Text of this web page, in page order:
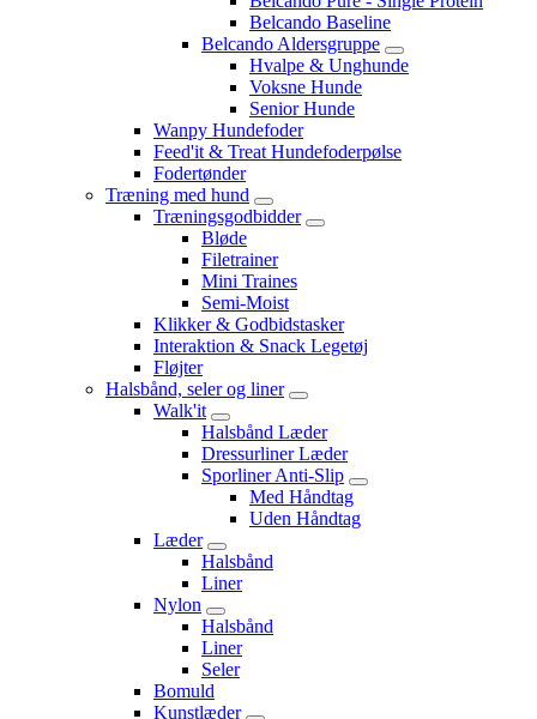
Belcando Baseline
Belcando Aldersgruppe
Hvalpe & Unghunde
Voksne Hunde
Senior Hunde
Wanpy Hundefoder
Feed'it & Treat Hundefoderpølse
Fodertønder
Træning med hund
Træningsgodbidder
Bløde
Filetrainer
Mini Traines
Semi-Moist
Klikker & Godbidstasker
Interaktion & Snack Legetøj
Fløjter
Halsbånd, seler og liner
Walk'it
Halsbånd Læder
Dressurliner Læder
Sporliner Anti-Slip
Med Håndtag
Uden Håndtag
Læder
Halsbånd
Liner
Nylon
Halsbånd
Liner
Seler
Bomuld
Kunstlæder